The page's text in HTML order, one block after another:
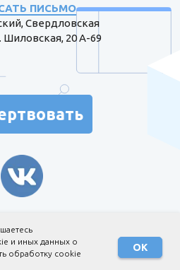
и иных данных о
обработку cookie
ОК
ПИСЬМО
Свердловская
Шиловская, 20 А-69
обработки
данных